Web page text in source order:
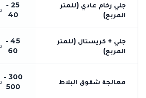
جلي رخام عادي (للمتر
المربع)
25 -
40
جلي + كريستال (للمتر
المربع)
45 -
60
معالجة شقوق البلاط
300 -
500